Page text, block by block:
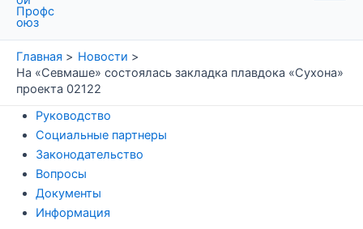
Главная
Новости
На «Севмаше» состоялась закладка плавдока «Сухона»
проекта 02122
Руководство
Социальные партнеры
Законодательство
Вопросы
Документы
Информация